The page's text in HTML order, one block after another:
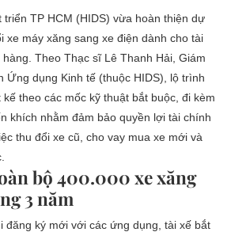
triển TP HCM (HIDS) vừa hoàn thiện dự
xe máy xăng sang xe điện dành cho tài
Theo Thạc sĩ Lê Thanh Hải, Giám
Ứng dụng Kinh tế (thuộc HIDS), lộ trình
theo các mốc kỹ thuật bắt buộc, đi kèm
khích nhằm đảm bảo quyền lợi tài chính
thu đổi xe cũ, cho vay mua xe mới và
bộ 400.000 xe xăng
3 năm
đăng ký mới với các ứng dụng, tài xế bắt